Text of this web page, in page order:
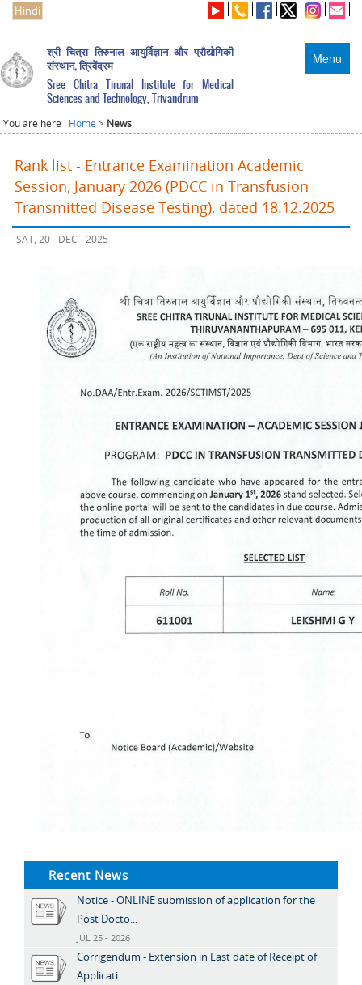
Hindi
Menu
श्री चित्रा तिरुनाल आयुर्विज्ञान और प्रौद्योगिकी
संस्थान, त्रिवेंद्रम
Sree Chitra Tirunal Institute for Medical
Sciences and Technology, Trivandrum
You are here : Home > News
Rank list - Entrance Examination Academic
Session, January 2026 (PDCC in Transfusion
Transmitted Disease Testing), dated 18.12.2025
SAT, 20 - DEC - 2025
Recent News
Notice - ONLINE submission of application for the
Post Docto...
JUL 25 - 2026
Corrigendum - Extension in Last date of Receipt of
Applicati...